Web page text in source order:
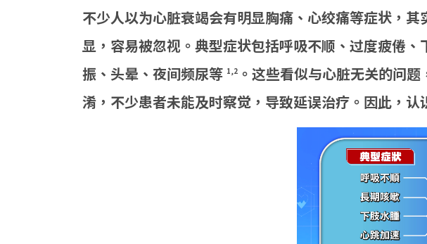
不少人以为心脏衰竭会有明显胸痛、心绞痛等症状，
显，容易被忽视。典型症状包括呼吸不顺、过度疲倦
振、头晕、夜间频尿等 1,2 。这些看似与心脏无关的问
淆，不少患者未能及时察觉，导致延误治疗。因此，认